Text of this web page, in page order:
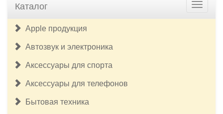
Каталог
Apple продукция
Автозвук и электроника
Аксессуары для спорта
Аксессуары для телефонов
Бытовая техника